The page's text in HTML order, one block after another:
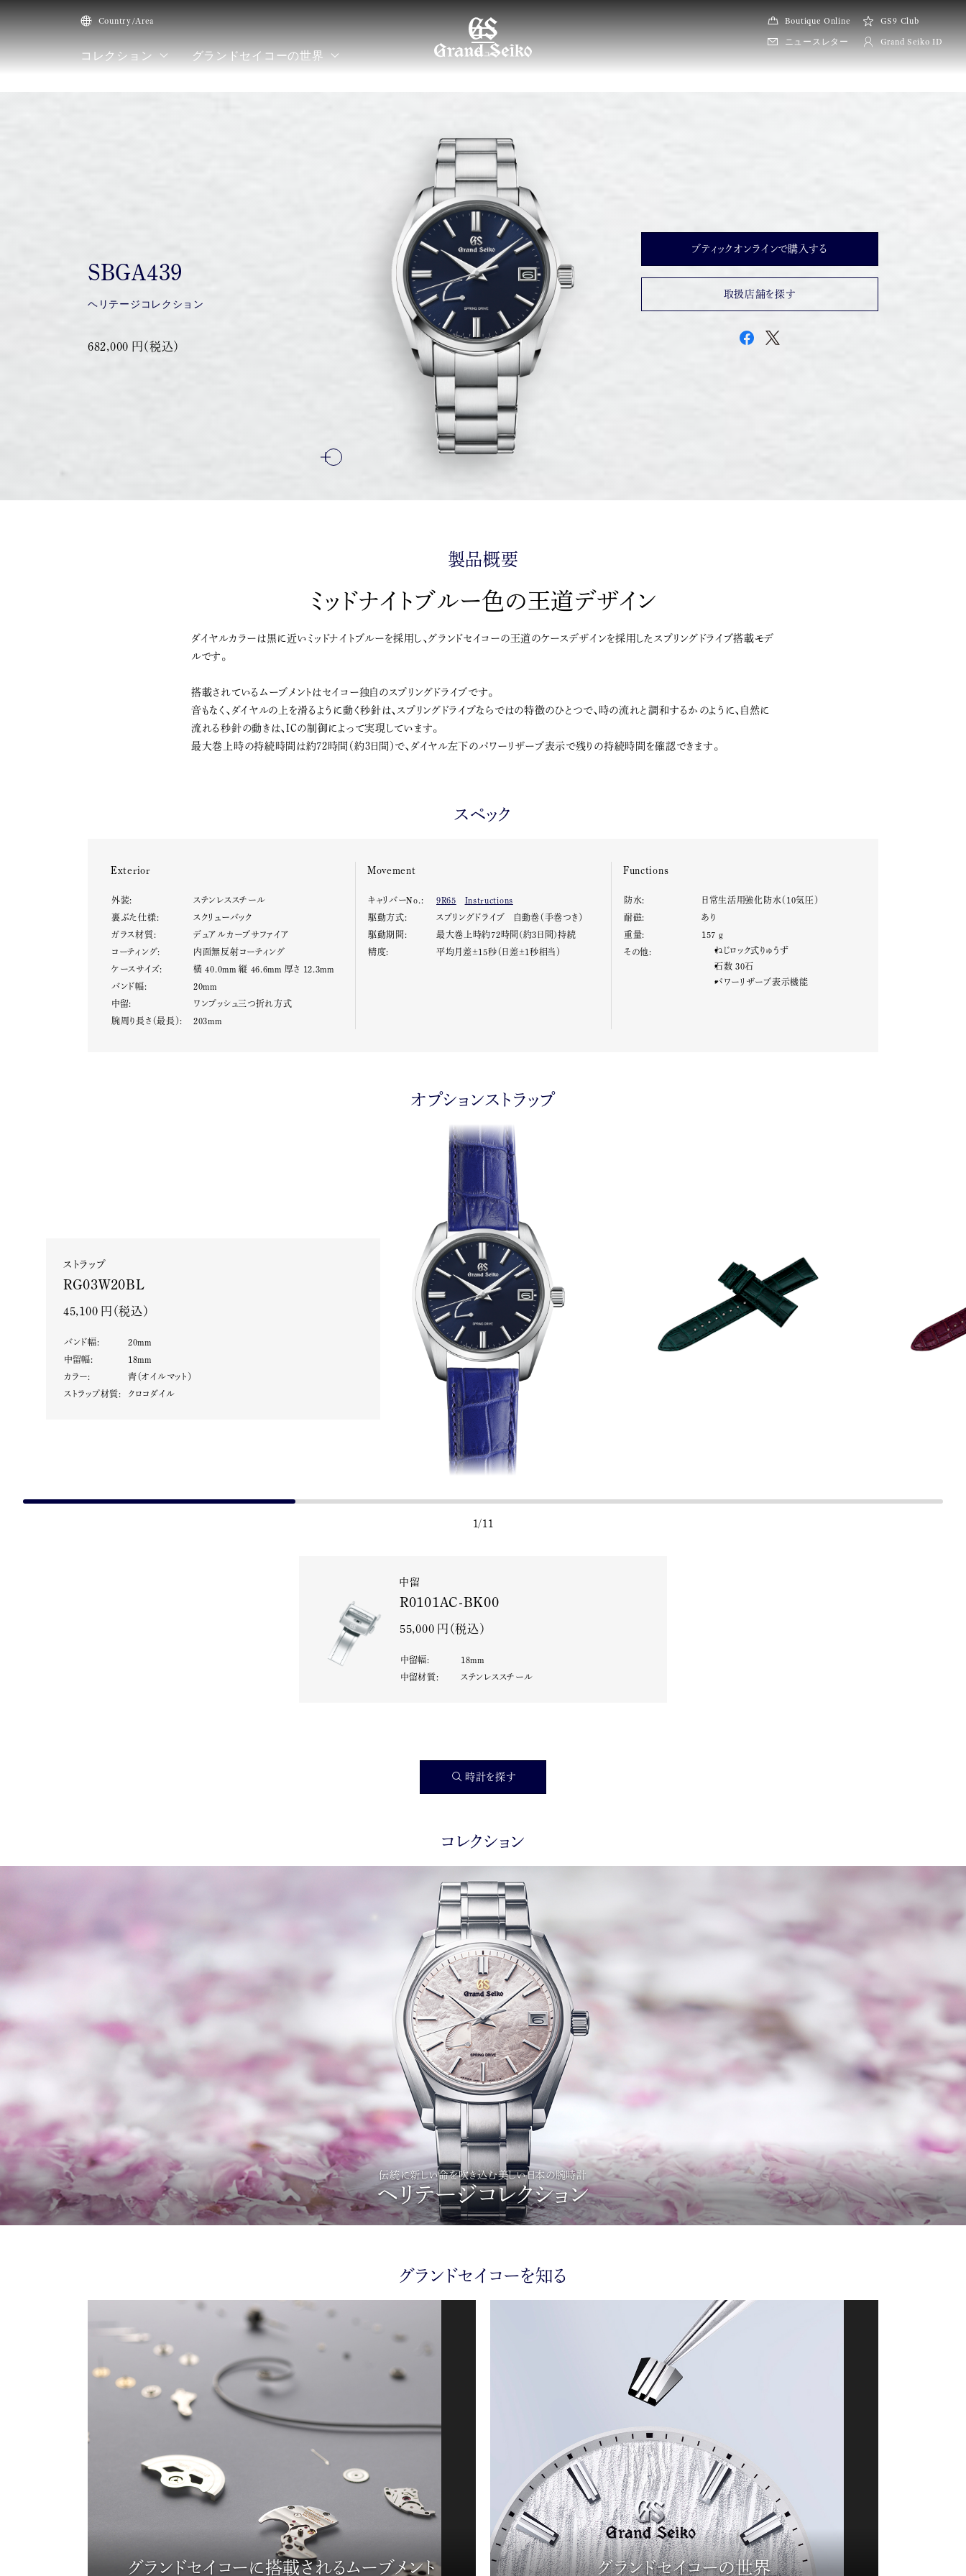
メニュー
Country/Area
コレクション グランドセイコーの世界
Boutique Online GS9 Club
ニュースレター Grand Seiko ID
SBGA439
ヘリテージコレクション
682,000 円（税込）
ブティックオンラインで購入する
取扱店舗を探す
製品概要
ミッドナイトブルー色の王道デザイン
ダイヤルカラーは黒に近いミッドナイトブルーを採用し、グランドセイコーの王道のケースデザインを採用したスプリングドライブ搭載モデ
ルです。
搭載されているムーブメントはセイコー独自のスプリングドライブです。
音もなく、ダイヤルの上を滑るように動く秒針は、スプリングドライブならではの特徴のひとつで、時の流れと調和するかのように、自然に
流れる秒針の動きは、ICの制御によって実現しています。
最大巻上時の持続時間は約72時間（約3日間）で、ダイヤル左下のパワーリザーブ表示で残りの持続時間を確認できます。
スペック
Exterior
外装:
ステンレススチール
裏ぶた仕様:
スクリューバック
ガラス材質:
デュアルカーブサファイア
コーティング:
内面無反射コーティング
ケースサイズ:
横 40.0mm 縦 46.6mm 厚さ 12.3mm
バンド幅:
20mm
中留:
ワンプッシュ三つ折れ方式
腕周り長さ（最長）:
203mm
Movement
キャリバーNo.: 9R65
Instructions
駆動方式:
スプリングドライブ 自動巻（手巻つき）
駆動期間:
最大巻上時約72時間(約3日間)持続
精度:
平均月差±15秒（日差±1秒相当）
Functions
防水:
日常生活用強化防水（10気圧）
耐磁:
あり
重量:
157 g
その他:
ねじロック式りゅうず
石数 30石
パワーリザーブ表示機能
オプションストラップ
1 /11
ストラップ
RG03W20BL
45,100 円（税込）
バンド幅: 20mm
中留幅: 18mm
カラー:
青（オイルマット）
ストラップ材質: クロコダイル
中留
R0101AC-BK00
55,000 円（税込）
中留幅: 18mm
中留材質: ステンレススチール
時計を探す
コレクション
伝統に新しい命を吹き込む美しい日本の腕時計
ヘリテージコレクション
グランドセイコーを知る
グランドセイコーに搭載されるムーブメント グランドセイコーの世界